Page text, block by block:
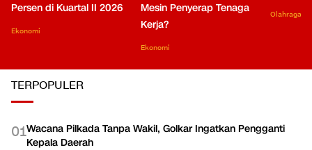
Persen di Kuartal II 2026
Ekonomi
Mesin Penyerap Tenaga
Kerja?
Ekonomi
Olahraga
TERPOPULER
01Wacana Pilkada Tanpa Wakil, Golkar Ingatkan Pengganti
Kepala Daerah